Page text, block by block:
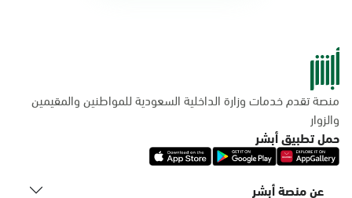
منصة تقدم خدمات وزارة الداخلية السعودية للمواطنين والمقيمين
والزوار
حمل تطبيق أبشر
عن منصة أبشر